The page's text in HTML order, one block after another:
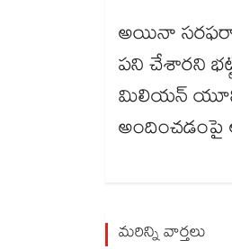
అయినా
ప‌‌‌‌‌‌‌‌‌‌‌‌‌‌‌‌‌‌‌‌‌‌‌‌‌‌‌‌‌‌‌‌‌‌‌‌‌‌‌‌‌‌‌‌‌‌‌‌‌‌‌‌‌‌‌‌‌‌‌‌‌‌‌‌‌‌‌‌‌‌‌‌‌‌‌‌‌‌‌‌‌‌‌‌‌‌‌‌‌‌‌‌‌‌‌‌‌‌‌‌‌‌‌‌‌‌‌‌‌‌‌‌‌‌‌‌‌‌‌‌‌‌‌‌‌‌‌‌ని చేశార‌‌‌‌‌‌‌‌‌‌‌‌‌‌‌‌‌‌‌‌‌‌‌‌‌‌‌‌‌‌‌‌‌‌‌‌‌‌‌‌‌‌‌‌‌‌‌‌‌‌‌‌‌‌‌‌‌‌‌‌‌‌‌‌‌‌‌‌‌‌‌‌‌‌‌‌‌‌‌‌‌‌‌‌‌‌‌‌‌‌‌‌‌‌‌‌‌‌‌‌‌‌‌‌‌‌‌‌‌‌‌‌‌‌‌‌‌‌‌‌‌‌‌‌‌‌‌‌ని
మిలియన్
అందించ‌‌‌‌‌‌‌‌‌‌‌‌‌‌‌‌‌‌‌‌‌‌‌‌‌‌‌‌‌‌‌‌‌‌‌‌‌‌‌‌‌‌‌‌‌‌‌‌‌‌‌‌‌‌‌‌‌‌‌‌‌‌‌‌‌‌‌‌‌‌‌‌‌‌‌‌‌‌‌‌‌‌‌‌‌‌‌‌‌‌‌‌‌‌‌‌‌‌‌‌‌‌‌‌‌‌‌‌‌‌‌‌‌‌‌‌‌‌‌‌‌‌‌‌‌‌‌‌డంపై
మరిన్ని వార్తలు